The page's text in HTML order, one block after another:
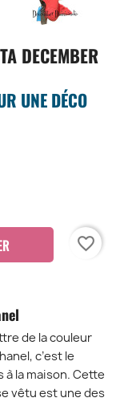
DECEMBER
UNE DÉCO
favorite_border
de la couleur
c’est le
la maison. Cette
vêtu est une des